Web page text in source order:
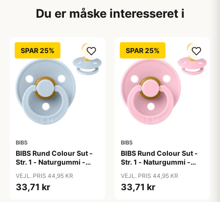
Du er måske interesseret i
SPAR 25%
BIBS
BIBS Rund Colour Sut -
Str. 1 - Naturgummi -
VEJL. PRIS 44,95 KR
33,71 kr
SPAR 25%
BIBS
BIBS Rund Colour Sut -
Str. 1 - Naturgummi -
VEJL. PRIS 44,95 KR
33,71 kr